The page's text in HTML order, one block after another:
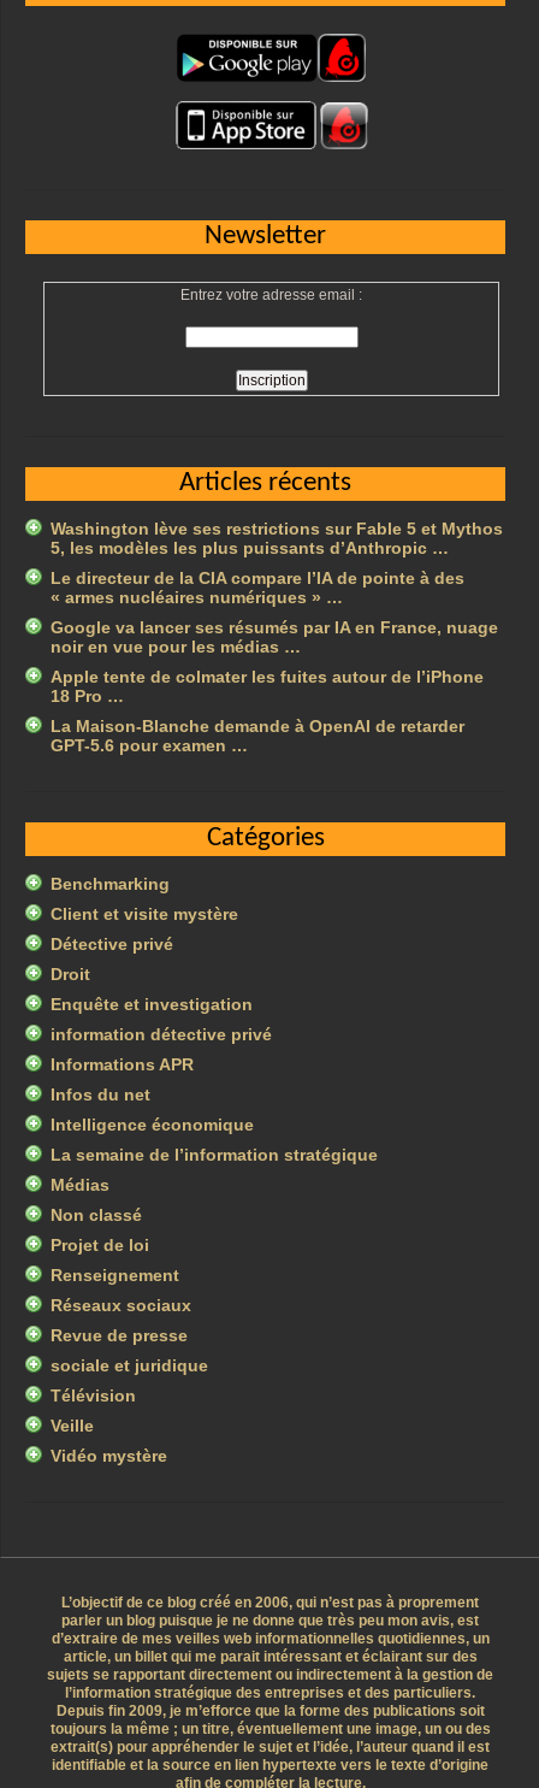
Newsletter
Entrez votre adresse email :
Articles récents
Washington lève ses restrictions sur Fable 5 et Mythos
5, les modèles les plus puissants d’Anthropic …
Le directeur de la CIA compare l’IA de pointe à des
« armes nucléaires numériques » …
Google va lancer ses résumés par IA en France, nuage
noir en vue pour les médias …
Apple tente de colmater les fuites autour de l’iPhone
18 Pro …
La Maison-Blanche demande à OpenAI de retarder
GPT-5.6 pour examen …
Catégories
Benchmarking
Client et visite mystère
Détective privé
Droit
Enquête et investigation
information détective privé
Informations APR
Infos du net
Intelligence économique
La semaine de l’information stratégique
Médias
Non classé
Projet de loi
Renseignement
Réseaux sociaux
Revue de presse
sociale et juridique
Télévision
Veille
Vidéo mystère
L’objectif de ce blog créé en 2006, qui n’est pas à proprement
parler un blog puisque je ne donne que très peu mon avis, est
d’extraire de mes veilles web informationnelles quotidiennes, un
article, un billet qui me parait intéressant et éclairant sur des
sujets se rapportant directement ou indirectement à la gestion de
l’information stratégique des entreprises et des particuliers.
Depuis fin 2009, je m’efforce que la forme des publications soit
toujours la même ; un titre, éventuellement une image, un ou des
extrait(s) pour appréhender le sujet et l’idée, l’auteur quand il est
identifiable et la source en lien hypertexte vers le texte d’origine
afin de compléter la lecture.